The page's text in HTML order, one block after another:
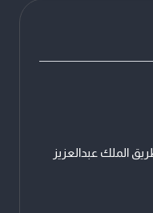
الملك عبدالعزيز